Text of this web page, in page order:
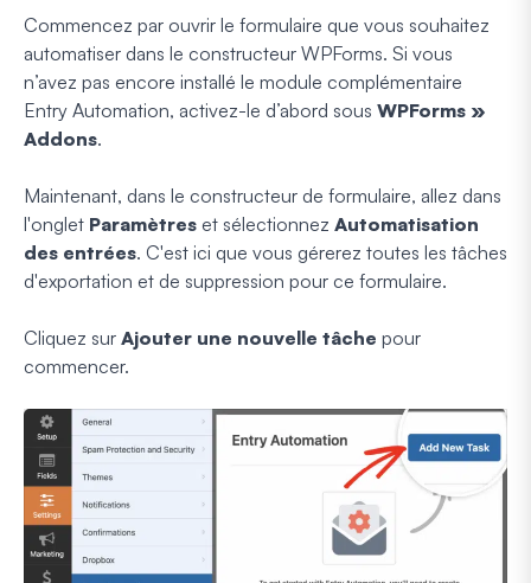
Commencez par ouvrir le formulaire que vous souhaitez
automatiser dans le constructeur WPForms. Si vous
n’avez pas encore installé le module complémentaire
Entry Automation, activez-le d’abord sous WPForms »
Addons.
Maintenant, dans le constructeur de formulaire, allez dans
l'onglet Paramètres et sélectionnez Automatisation
des entrées. C'est ici que vous gérerez toutes les tâches
d'exportation et de suppression pour ce formulaire.
Cliquez sur Ajouter une nouvelle tâche pour
commencer.